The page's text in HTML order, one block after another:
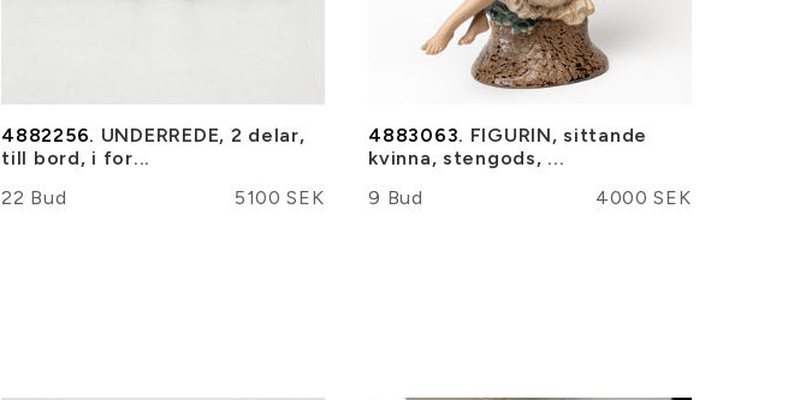
4882256. UNDERREDE, 2 delar,
till bord, i for...
22 Bud
5100 SEK
4883063. FIGURIN, sittande
kvinna, stengods, ...
9 Bud
4000 SEK